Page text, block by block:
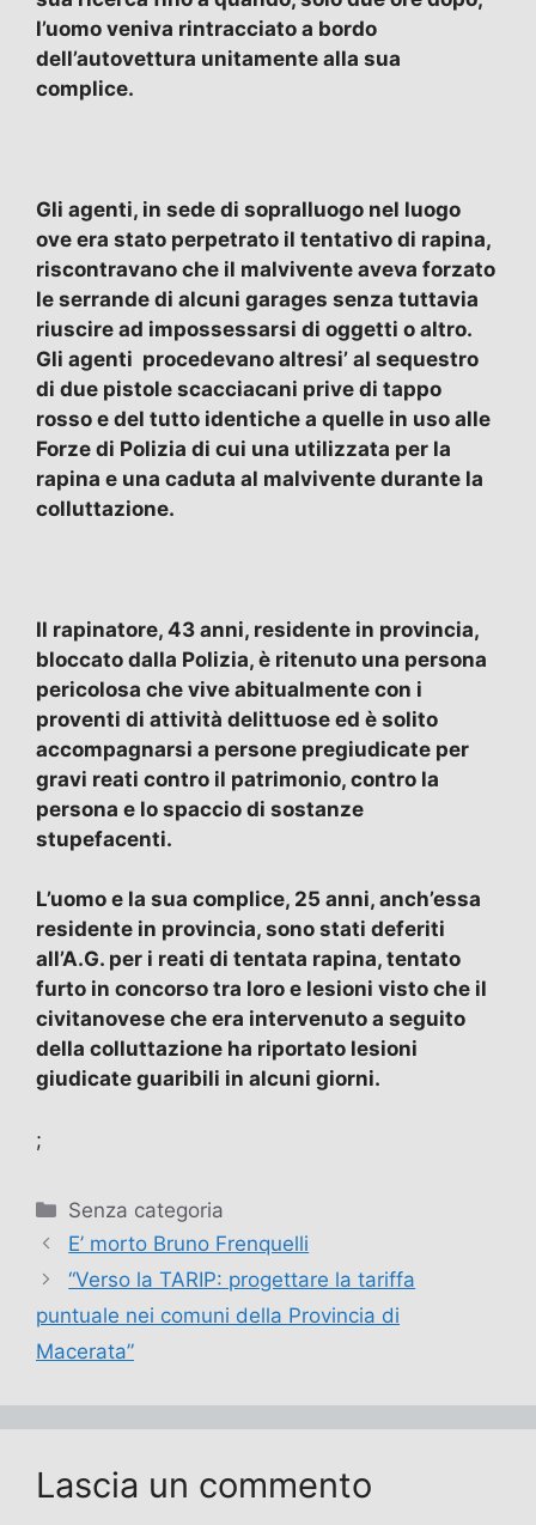
l’uomo veniva rintracciato a bordo
dell’autovettura unitamente alla sua
complice.
Gli agenti, in sede di sopralluogo nel luogo
ove era stato perpetrato il tentativo di rapina,
riscontravano che il malvivente aveva forzato
le serrande di alcuni garages senza tuttavia
riuscire ad impossessarsi di oggetti o altro.
Gli agenti procedevano altresi’ al sequestro
di due pistole scacciacani prive di tappo
rosso e del tutto identiche a quelle in uso alle
Forze di Polizia di cui una utilizzata per la
rapina e una caduta al malvivente durante la
colluttazione.
Il rapinatore, 43 anni, residente in provincia,
bloccato dalla Polizia, è ritenuto una persona
pericolosa che vive abitualmente con i
proventi di attività delittuose ed è solito
accompagnarsi a persone pregiudicate per
gravi reati contro il patrimonio, contro la
persona e lo spaccio di sostanze
stupefacenti.
L’uomo e la sua complice, 25 anni, anch’essa
residente in provincia, sono stati deferiti
all’A.G. per i reati di tentata rapina, tentato
furto in concorso tra loro e lesioni visto che il
civitanovese che era intervenuto a seguito
della colluttazione ha riportato lesioni
giudicate guaribili in alcuni giorni.
;
Categorie
Senza categoria
E’ morto Bruno Frenquelli
“Verso la TARIP: progettare la tariffa
puntuale nei comuni della Provincia di
Macerata”
Lascia un commento